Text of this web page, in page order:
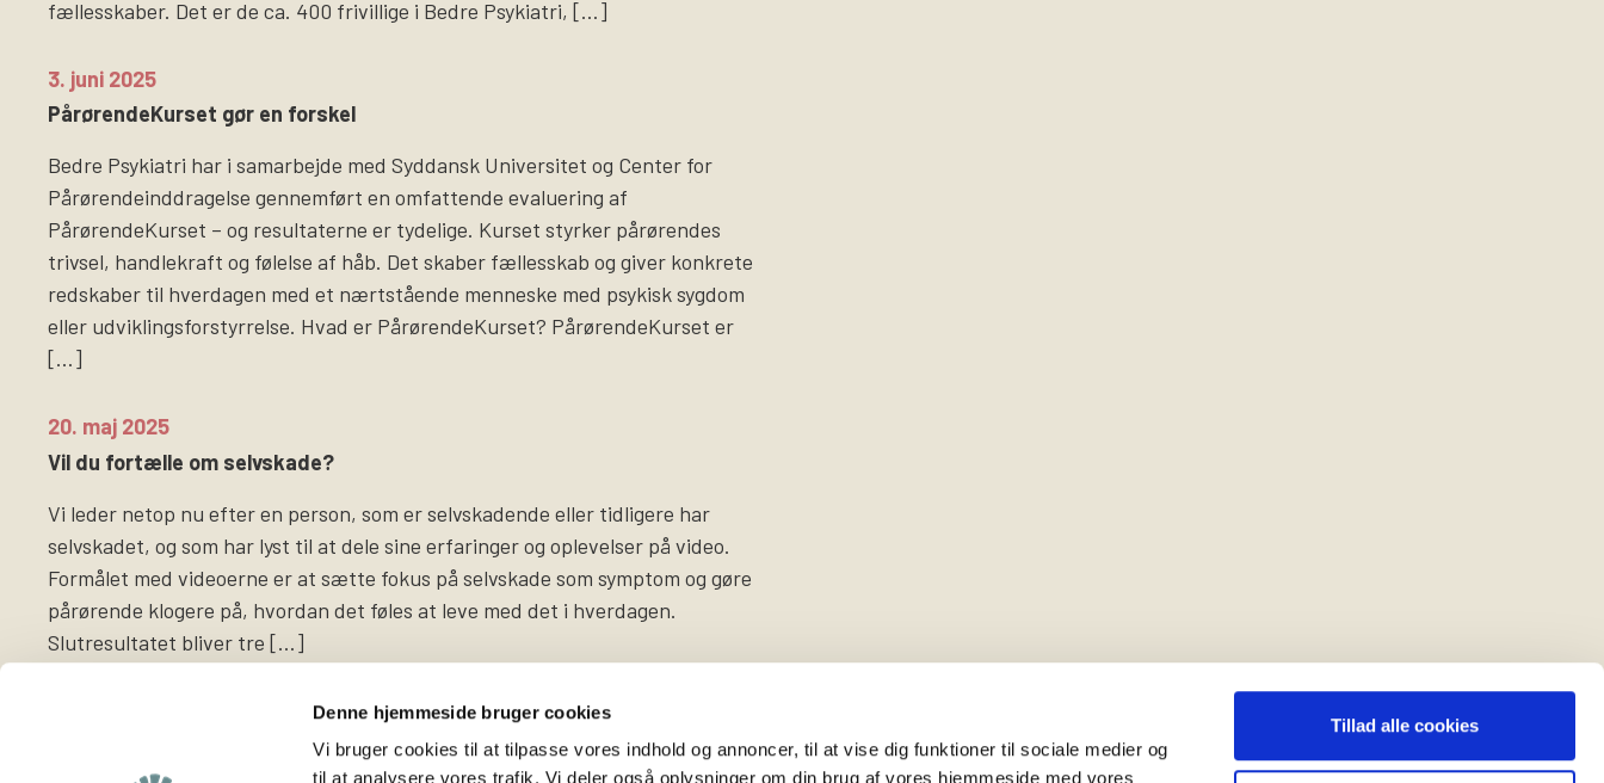
Denne hjemmeside bruger cookies
Vi bruger cookies til at tilpasse vores indhold og annoncer, til at vise dig funktioner til sociale medier og
til at analysere vores trafik. Vi deler også oplysninger om din brug af vores hjemmeside med vores
Tillad alle cookies
fællesskaber. Det er de ca. 400 frivillige i Bedre Psykiatri, […]
3. juni 2025
PårørendeKurset gør en forskel
Bedre Psykiatri har i samarbejde med Syddansk Universitet og Center for
Pårørendeinddragelse gennemført en omfattende evaluering af
PårørendeKurset – og resultaterne er tydelige. Kurset styrker pårørendes
trivsel, handlekraft og følelse af håb. Det skaber fællesskab og giver konkrete
redskaber til hverdagen med et nærtstående menneske med psykisk sygdom
eller udviklingsforstyrrelse. Hvad er PårørendeKurset? PårørendeKurset er
[…]
20. maj 2025
Vil du fortælle om selvskade?
Vi leder netop nu efter en person, som er selvskadende eller tidligere har
selvskadet, og som har lyst til at dele sine erfaringer og oplevelser på video.
Formålet med videoerne er at sætte fokus på selvskade som symptom og gøre
pårørende klogere på, hvordan det føles at leve med det i hverdagen.
Slutresultatet bliver tre […]